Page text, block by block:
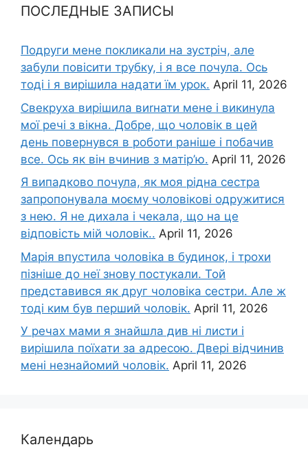
ПОСЛЕДНЫЕ ЗАПИСЫ
Подруги мене покликали на зустріч, але
забули повісити трубку, і я все почула. Ось
тоді і я вирішила надати їм урок. April 11, 2026
Свекруха вирішила виrнати мене і викинула
мої речі з вікна. Добре, що чоловік в цей
день повернувся в роботи раніше і побачив
все. Ось як він вчинив з матір’ю. April 11, 2026
Я випадково почула, як моя рідна сестра
запропонувала моєму чоловікові одружитися
з нею. Я не дихала і чекала, що на це
відповість мій чоловік.. April 11, 2026
Марія впустила чоловіка в будинок, і трохи
пізніше до неї знову постукали. Той
представився як друг чоловіка сестри. Але ж
тоді ким був перший чоловік. April 11, 2026
У речах мами я знайшла див ні листи і
вирішила поїхати за адресою. Двері відчинив
мені незнайомий чоловік. April 11, 2026
Календарь